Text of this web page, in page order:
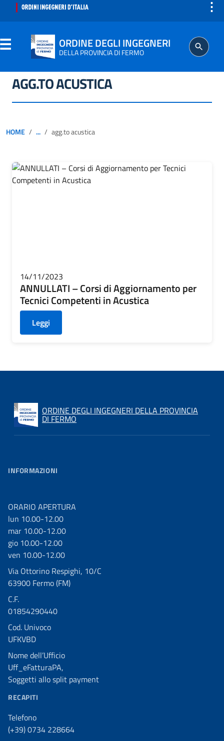
⋮
ORDINE DEGLI INGEGNERI
DELLA PROVINCIA DI FERMO
ORDINE
PROFESSIONE
AGG.TO ACUSTICA
HOME ... agg.to acustica
14/11/2023
ANNULLATI – Corsi di Aggiornamento per
Tecnici Competenti in Acustica
Leggi
ORDINE DEGLI INGEGNERI DELLA PROVINCIA
DI FERMO
INFORMAZIONI
ORARIO APERTURA
lun 10.00-12.00
mar 10.00-12.00
gio 10.00-12.00
ven 10.00-12.00
Via Ottorino Respighi, 10/C
63900 Fermo (FM)
C.F.
01854290440
Cod. Univoco
UFKVBD
Nome dell’Ufficio
Uff_eFatturaPA,
Soggetti allo split payment
RECAPITI
Telefono
(+39) 0734 228664